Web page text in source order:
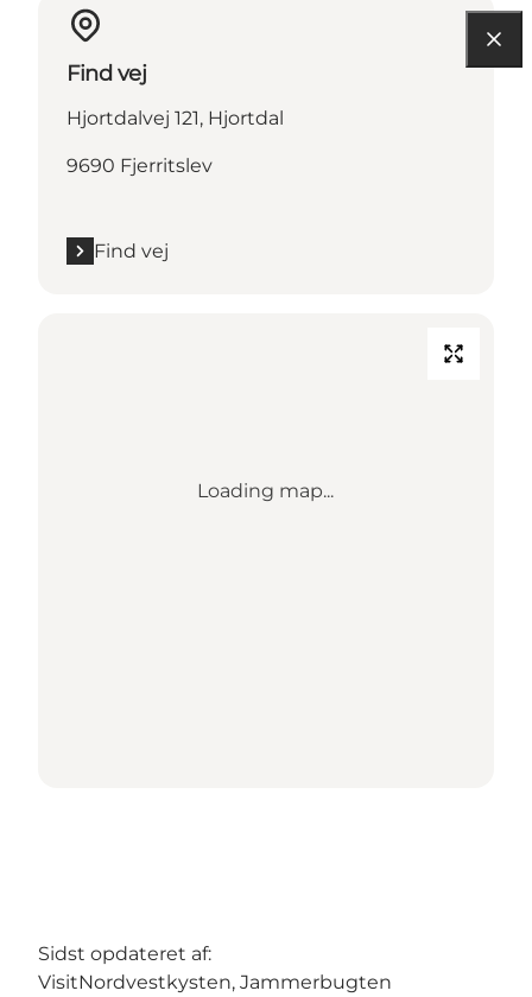
Find vej
Hjortdalvej 121, Hjortdal
9690 Fjerritslev
Find vej
Loading map...
Sidst opdateret af:
VisitNordvestkysten, Jammerbugten